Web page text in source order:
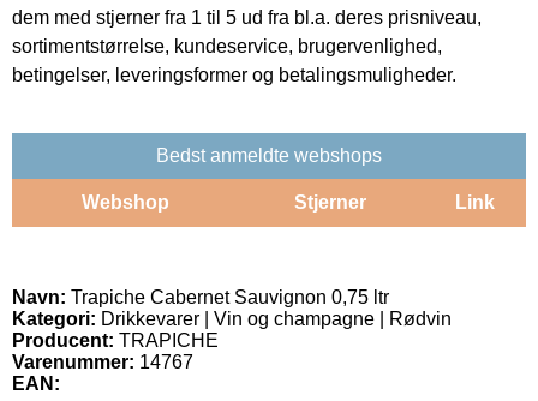
dem med stjerner fra 1 til 5 ud fra bl.a. deres prisniveau,
sortimentstørrelse, kundeservice, brugervenlighed,
betingelser, leveringsformer og betalingsmuligheder.
Bedst anmeldte webshops
Webshop Stjerner Link
Navn: Trapiche Cabernet Sauvignon 0,75 ltr
Kategori: Drikkevarer | Vin og champagne | Rødvin
Producent: TRAPICHE
Varenummer: 14767
EAN: